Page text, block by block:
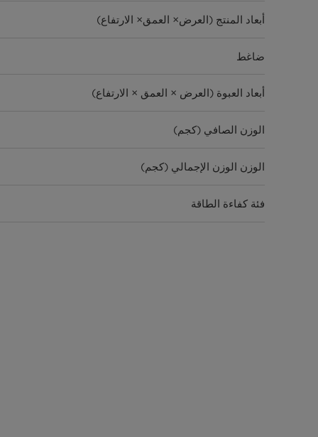
أبعاد المنتج (العرض× العمق× الارتفاع)
ضاغط
أبعاد العبوة (العرض × العمق × الارتفاع)
الوزن الصافي (كجم)
الوزن الوزن الإجمالي (كجم)
فئة كفاءة الطاقة